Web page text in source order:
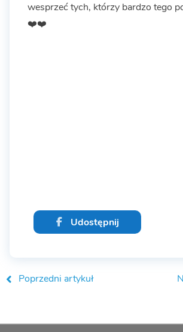
wesprzeć tych, którzy bardzo tego
❤️❤️
Udostępnij
Poprzedni artykuł